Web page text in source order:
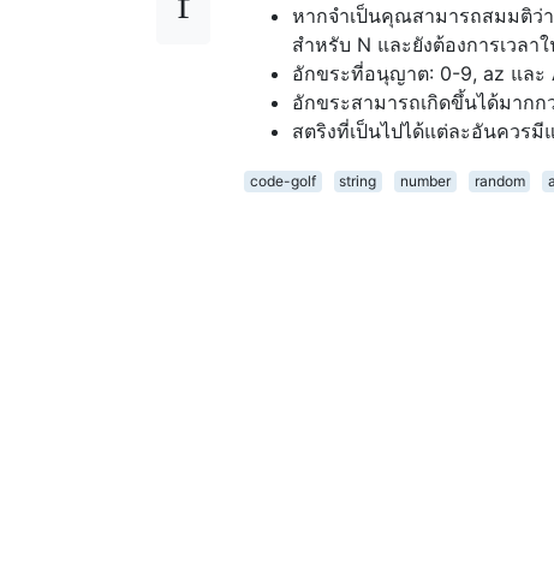
หากจำเป็นคุณสามารถสมมติว่
สำหรับ N และยังต้องการเวลา
อักขระที่อนุญาต: 0-9, az และ
อักขระสามารถเกิดขึ้นได้มากก
สตริงที่เป็นไปได้แต่ละอันควรมี
code-golf string number random